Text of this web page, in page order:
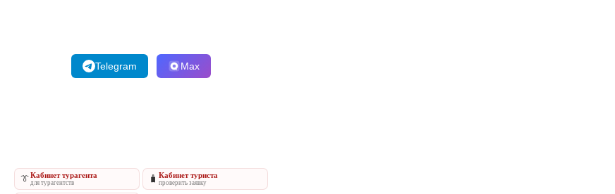
Telegram Max
👔Кабинет турагента
для турагентств 🧳 Кабинет туриста
проверить заявку